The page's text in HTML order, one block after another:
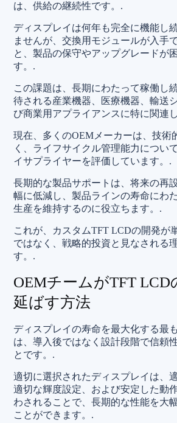
は、供給の継続性です。.
ディスプレイは何年も完全に機能し
ませんが、交換用モジュールが入手
と、製品の保守やアップグレードが
す。.
この課題は、長期にわたって稼働し
待される産業機器、医療機器、輸送
び商業用アプライアンスに特に関連
現在、多くのOEMメーカーは、技術
く、ライフサイクル管理能力につい
イサプライヤーを評価しています。.
長期的な製品サポートは、将来の再
幅に低減し、製品ラインの寿命にわ
生産を維持するのに役立ちます。.
これが、カスタムTFT LCDの開発が
ではなく、戦略的投資と見なされる
す。.
OEMチームがTFT LCD
延ばす方法
ディスプレイの寿命を最大化する最
は、導入後ではなく設計段階で信頼
とです。.
適切に選択されたディスプレイは、
適切な輝度設定、および安定した動
わされることで、長期的な性能を大
ことができます。.